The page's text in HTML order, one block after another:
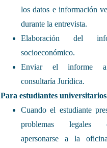
los datos e información
durante la entrevista.
Elaboración del
socioeconómico.
Enviar el informe
consultaría Jurídica.
Para estudiantes
Cuando el estudiante
problemas legales
apersonarse a la